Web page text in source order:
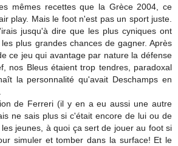
mêmes recettes que la Grèce 2004, ce
play. Mais le foot n'est pas un sport juste.
jusqu'à dire que les plus cyniques ont
plus grandes chances de gagner. Après
ce jeu qui avantage par nature la défense
nos Bleus étaient trop tendres, paradoxal
la personnalité qu'avait Deschamps en
de Ferreri (il y en a eu aussi une autre
ne sais plus si c'était encore de lui ou de
jeunes, à quoi ça sert de jouer au foot si
simuler et tomber dans la surface! Et le